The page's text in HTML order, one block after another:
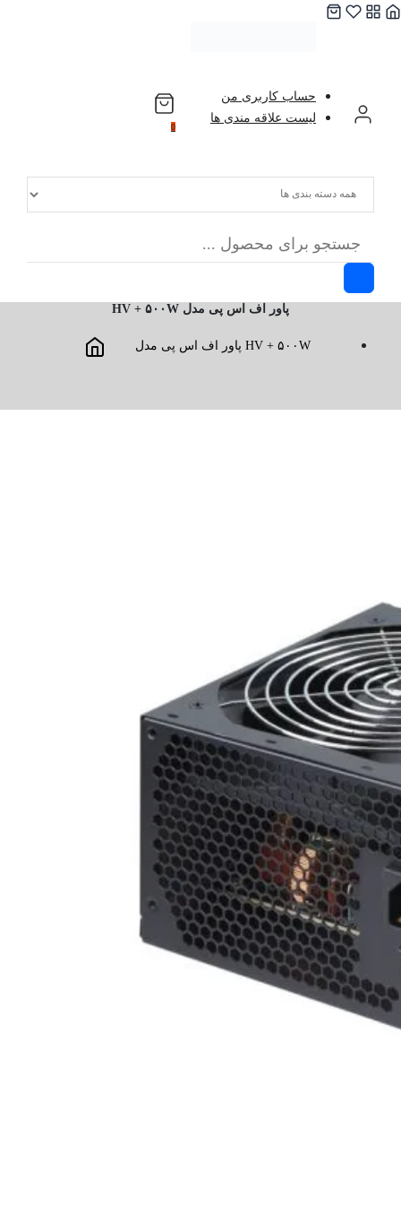
حساب کاربری من
لیست علاقه مندی ها
0
پاور اف اس پی مدل HV + ۵۰۰W
پاور اف اس پی مدل HV + ۵۰۰W